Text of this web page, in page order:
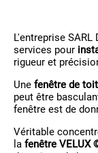
L'entreprise
services pour
rigueur et
Une fenêtre de toit
peut être
fenêtre est de
Véritable
la fenêtre VELUX